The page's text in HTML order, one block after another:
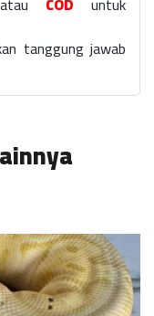
tanggung jawab